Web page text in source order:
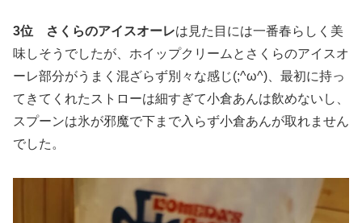
3位 さくらのアイスオーレは見た目には一番春らしく美
味しそうでしたが、ホイップクリームとさくらのアイスオ
ーレ部分がうまく混ざらず別々な感じ(;^ω^)、最初に持っ
てきてくれたストローは細すぎて小倉あんは飲めないし、
スプーンは氷が邪魔で下まで入らず小倉あんが取れません
でした。